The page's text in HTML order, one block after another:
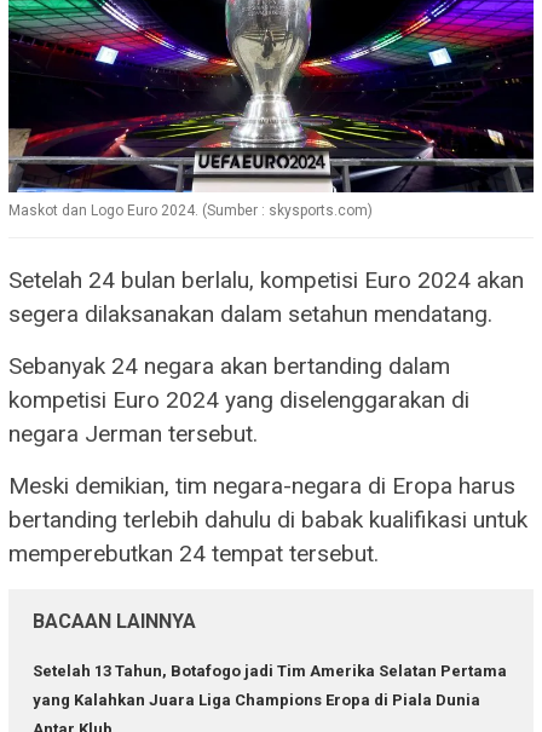
Maskot dan Logo Euro 2024. (Sumber : skysports.com)
Setelah 24 bulan berlalu, kompetisi Euro 2024 akan
segera dilaksanakan dalam setahun mendatang.
Sebanyak 24 negara akan bertanding dalam
kompetisi Euro 2024 yang diselenggarakan di
negara Jerman tersebut.
Meski demikian, tim negara-negara di Eropa harus
bertanding terlebih dahulu di babak kualifikasi untuk
memperebutkan 24 tempat tersebut.
BACAAN LAINNYA
Setelah 13 Tahun, Botafogo jadi Tim Amerika Selatan Pertama
yang Kalahkan Juara Liga Champions Eropa di Piala Dunia